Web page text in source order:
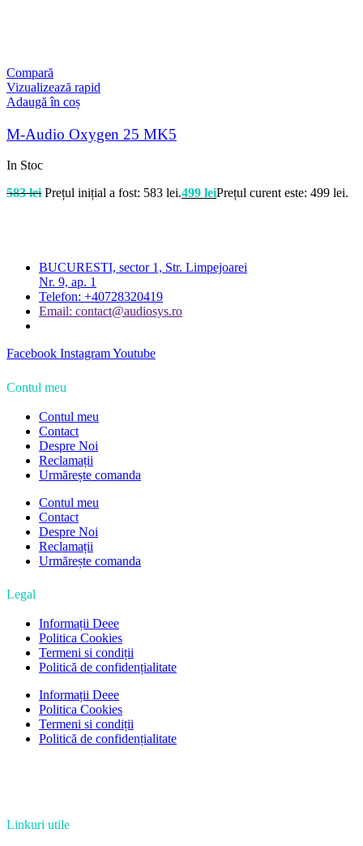
Compară
Vizualizează rapid
Adaugă în coș
M-Audio Oxygen 25 MK5
In Stoc
583lei Prețul inițial a fost: 583 lei.499 leiPrețul curent este: 499 lei.
BUCURESTI, sector 1, Str. Limpejoarei
Nr. 9, ap. 1
Telefon: +40728320419
Email: contact@audiosys.ro
Facebook InstagramYoutube
Contul meu
Contul meu
Contact
Despre Noi
Reclamații
Urmărește comanda
Contul meu
Contact
Despre Noi
Reclamații
Urmărește comanda
Legal
Informații Deee
Politica Cookies
Termeni si condiții
Politică de confidențialitate
Informații Deee
Politica Cookies
Termeni si condiții
Politică de confidențialitate
Linkuri utile